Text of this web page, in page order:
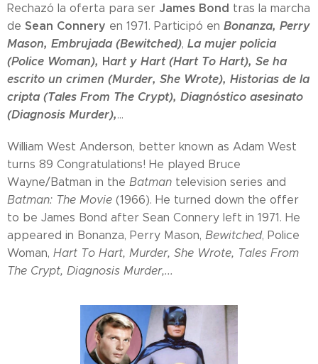
Rechazó la oferta para ser James Bond tras la marcha
de Sean Connery en 1971. Participó en Bonanza, Perry
Mason, Embrujada (Bewitched), La mujer policia
(Police Woman), Hart y Hart (Hart To Hart), Se ha
escrito un crimen (Murder, She Wrote), Historias de la
cripta (Tales From The Crypt), Diagnóstico asesinato
(Diagnosis Murder),...
William West Anderson, better known as Adam West
turns 89 Congratulations! He played Bruce
Wayne/Batman in the Batman television series and
Batman: The Movie (1966). He turned down the offer
to be James Bond after Sean Connery left in 1971. He
appeared in Bonanza, Perry Mason, Bewitched, Police
Woman, Hart To Hart, Murder, She Wrote, Tales From
The Crypt, Diagnosis Murder,...